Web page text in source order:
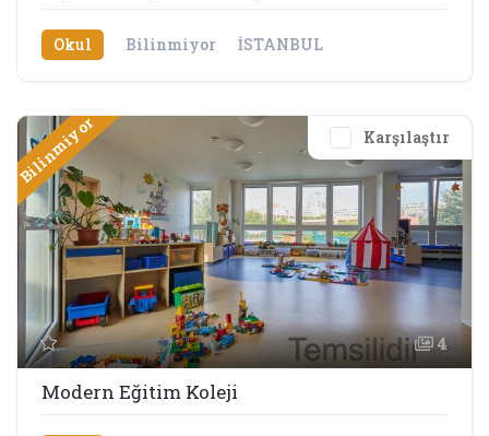
Okul Bilinmiyor İSTANBUL
Karşılaştır
Bilinmiyor
4
Modern Eğitim Koleji